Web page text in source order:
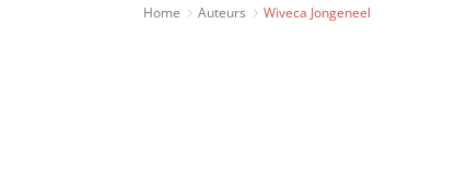
Home Auteurs Wiveca Jongeneel